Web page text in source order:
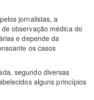
jornalistas, a
observação médica do
e depende da
os casos
segundo diversas
alguns princípios